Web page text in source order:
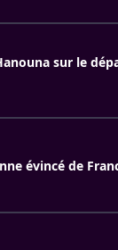
sur le
évincé de